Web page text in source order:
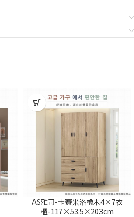
AS雅司-卡賽米洛橡木4×7衣
櫃-117×53.5×203cm